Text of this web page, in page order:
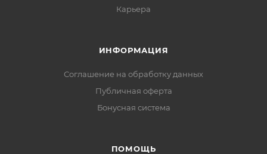
Карьера
ИНФОРМАЦИЯ
Соглашение на обработку данных
Публичная оферта
Бонусная система
ПОМОЩЬ